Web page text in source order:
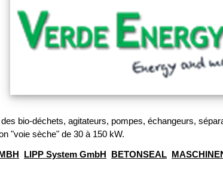
bio-déchets, agitateurs, pompes, échangeurs,
"voie sèche" de 30 à 150 kW.
LIPP System GmbH BETONSEAL